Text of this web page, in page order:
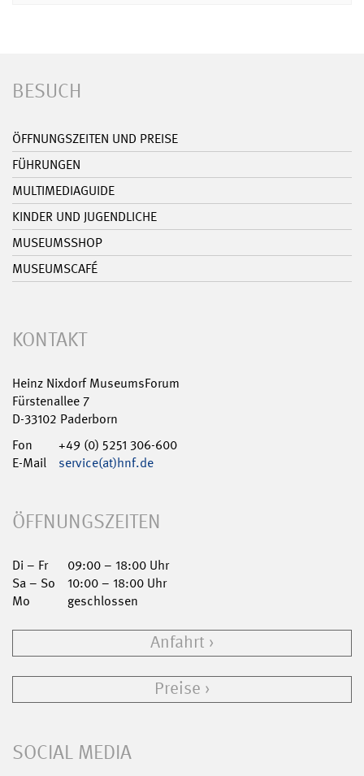
BESUCH
ÖFFNUNGSZEITEN UND PREISE
FÜHRUNGEN
MULTIMEDIAGUIDE
KINDER UND JUGENDLICHE
MUSEUMSSHOP
MUSEUMSCAFÉ
KONTAKT
Heinz Nixdorf MuseumsForum
Fürstenallee 7
D-33102 Paderborn
Fon
+49 (0) 5251 306-600
E-Mail
service(at)hnf.de
ÖFFNUNGSZEITEN
Di – Fr
09:00 – 18:00 Uhr
Sa – So
10:00 – 18:00 Uhr
Mo
geschlossen
Anfahrt
Preise
SOCIAL MEDIA